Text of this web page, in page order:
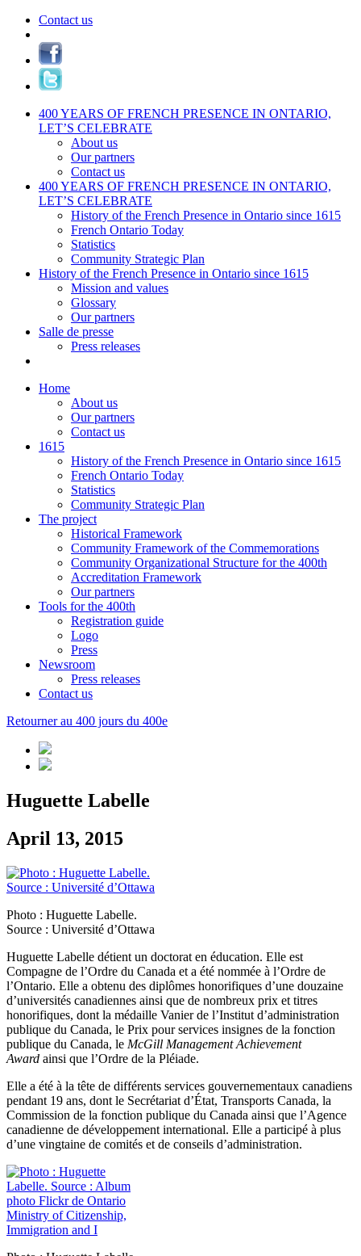
Contact us
400 YEARS OF FRENCH PRESENCE IN ONTARIO,
LET’S CELEBRATE
About us
Our partners
Contact us
400 YEARS OF FRENCH PRESENCE IN ONTARIO,
LET’S CELEBRATE
History of the French Presence in Ontario since 1615
French Ontario Today
Statistics
Community Strategic Plan
History of the French Presence in Ontario since 1615
Mission and values
Glossary
Our partners
Salle de presse
Press releases
Home
About us
Our partners
Contact us
1615
History of the French Presence in Ontario since 1615
French Ontario Today
Statistics
Community Strategic Plan
The project
Historical Framework
Community Framework of the Commemorations
Community Organizational Structure for the 400th
Accreditation Framework
Our partners
Tools for the 400th
Registration guide
Logo
Press
Newsroom
Press releases
Contact us
Retourner au 400 jours du 400e
Huguette Labelle
April 13, 2015
Photo : Huguette Labelle.
Source : Université d’Ottawa
Huguette Labelle détient un doctorat en éducation. Elle est
Compagne de l’Ordre du Canada et a été nommée à l’Ordre de
l’Ontario. Elle a obtenu des diplômes honorifiques d’une douzaine
d’universités canadiennes ainsi que de nombreux prix et titres
honorifiques, dont la médaille Vanier de l’Institut d’administration
publique du Canada, le Prix pour services insignes de la fonction
publique du Canada, le McGill Management Achievement
Award ainsi que l’Ordre de la Pléiade.
Elle a été à la tête de différents services gouvernementaux canadiens
pendant 19 ans, dont le Secrétariat d’État, Transports Canada, la
Commission de la fonction publique du Canada ainsi que l’Agence
canadienne de développement international. Elle a participé à plus
d’une vingtaine de comités et de conseils d’administration.